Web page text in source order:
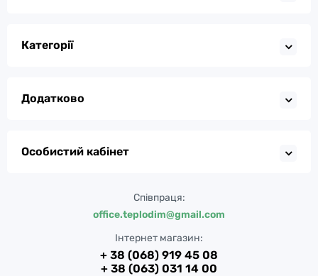
Категорії
Додатково
Особистий кабінет
Співпраця:
office.teplodim@gmail.com
Інтернет магазин:
+ 38 (068) 919 45 08
+ 38 (063) 031 14 00